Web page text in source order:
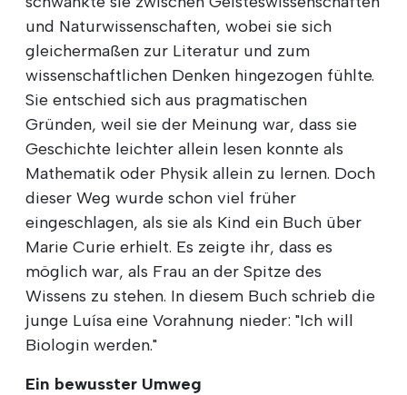
und Naturwissenschaften, wobei sie sich
gleichermaßen zur Literatur und zum
wissenschaftlichen Denken hingezogen fühlte.
Sie entschied sich aus pragmatischen
Gründen, weil sie der Meinung war, dass sie
Geschichte leichter allein lesen konnte als
Mathematik oder Physik allein zu lernen. Doch
dieser Weg wurde schon viel früher
eingeschlagen, als sie als Kind ein Buch über
Marie Curie erhielt. Es zeigte ihr, dass es
möglich war, als Frau an der Spitze des
Wissens zu stehen. In diesem Buch schrieb die
junge Luísa eine Vorahnung nieder: "Ich will
Biologin werden."
Ein bewusster Umweg